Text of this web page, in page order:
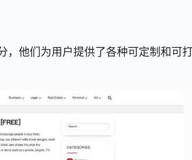
他们为用户提供了各种可定制和可